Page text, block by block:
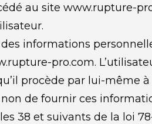
au site www.rupture-
informations
pro.com.
procède par lui-même
de fournir ces
38 et suivants de la loi